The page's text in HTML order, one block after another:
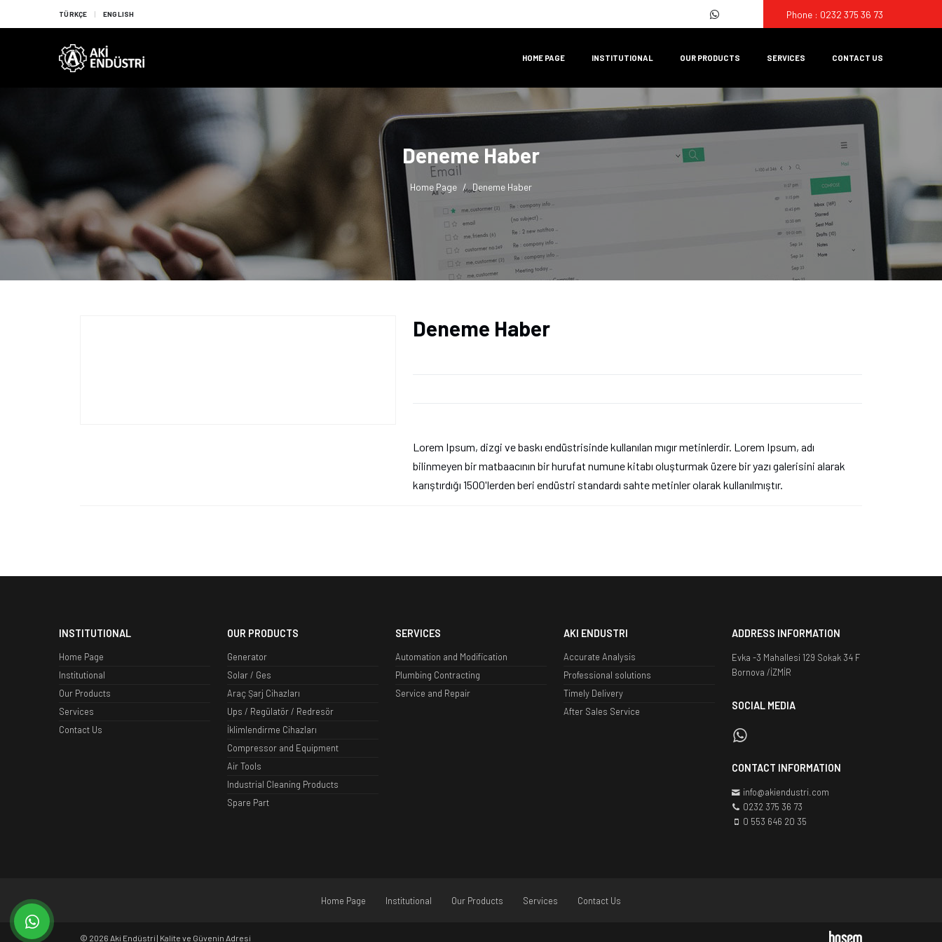
TÜRKÇE ENGLISH Phone : 0232 375 36 73
HOME PAGE INSTITUTIONAL OUR PRODUCTS SERVICES CONTACT US
whatsapp
Deneme Haber
Home Page Deneme Haber
Deneme Haber
Lorem Ipsum, dizgi ve baskı endüstrisinde kullanılan mıgır metinlerdir. Lorem Ipsum, adı
bilinmeyen bir matbaacının bir hurufat numune kitabı oluşturmak üzere bir yazı galerisini alarak
karıştırdığı 1500'lerden beri endüstri standardı sahte metinler olarak kullanılmıştır.
INSTITUTIONAL
Home Page
Institutional
Our Products
Services
Contact Us
OUR PRODUCTS
Generator
Solar / Ges
Araç Şarj Cihazları
Ups / Regülatör / Redresör
İklimlendirme Cihazları
Compressor and Equipment
Air Tools
Industrial Cleaning Products
Spare Part
SERVICES
Automation and Modification
Plumbing Contracting
Service and Repair
AKI ENDUSTRI
Accurate Analysis
Professional solutions
Timely Delivery
After Sales Service
ADDRESS INFORMATION
Evka -3 Mahallesi 129 Sokak 34 F
Bornova /İZMİR
SOCIAL MEDIA
CONTACT INFORMATION
info@akiendustri.com
0232 375 36 73
0 553 646 20 35
Home Page Institutional Our Products Services Contact Us
© 2026 Aki Endüstri | Kalite ve Güvenin Adresi